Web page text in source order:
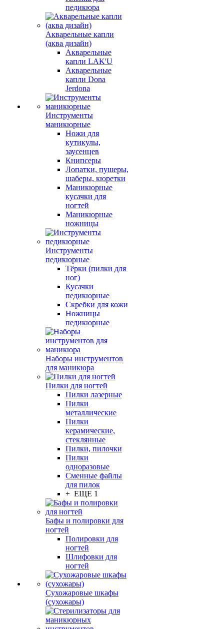
педикюра
Акварельные капли
(аква дизайн)
Акварельные
капли LAK'U
Акварельные
капли Dona
Jerdona
Инструменты
маникюрные
Ножи для
кутикулы,
заусенцев
Книпсеры
Лопатки, пушеры,
шаберы, кюретки
Маникюрные
кусачки для
ногтей
Маникюрные
ножницы
Инструменты
педикюрные
Тёрки (пилки для
ног)
Кусачки
педикюрные
Скребки для кожи
Ножницы
педикюрные
Наборы инструментов
для маникюра
Пилки для ногтей
Пилки лазерные
Пилки
металлические
Пилки
керамические,
стеклянные
Пилки, пилочки
Пилки
одноразовые
Сменные файлы
для пилок
+ ЕЩЕ 1
Бафы и полировки для
ногтей
Полировки для
ногтей
Шлифовки для
ногтей
Сухожаровые шкафы
(сухожары)